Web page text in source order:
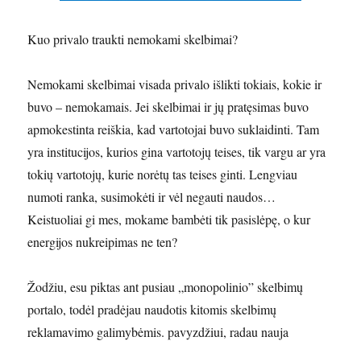
Kuo privalo traukti nemokami skelbimai?
Nemokami skelbimai visada privalo išlikti tokiais, kokie ir
buvo – nemokamais. Jei skelbimai ir jų pratęsimas buvo
apmokestinta reiškia, kad vartotojai buvo suklaidinti. Tam
yra institucijos, kurios gina vartotojų teises, tik vargu ar yra
tokių vartotojų, kurie norėtų tas teises ginti. Lengviau
numoti ranka, susimokėti ir vėl negauti naudos…
Keistuoliai gi mes, mokame bambėti tik pasislėpę, o kur
energijos nukreipimas ne ten?
Žodžiu, esu piktas ant pusiau „monopolinio” skelbimų
portalo, todėl pradėjau naudotis kitomis skelbimų
reklamavimo galimybėmis. pavyzdžiui, radau nauja